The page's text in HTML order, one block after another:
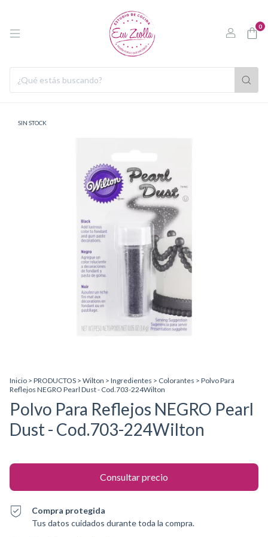
0
SIN STOCK
Inicio > PRODUCTOS > Wilton > Ingredientes > Colorantes > Polvo Para
Reflejos NEGRO Pearl Dust - Cod.703-224Wilton
Polvo Para Reflejos NEGRO Pearl
Dust - Cod.703-224Wilton
Compra protegida
Tus datos cuidados durante toda la compra.